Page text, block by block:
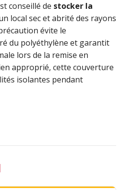
conseillé de stocker la
local sec et abrité des rayons
évite le
du polyéthylène et garantit
lors de la remise en
approprié, cette couverture
isolantes pendant